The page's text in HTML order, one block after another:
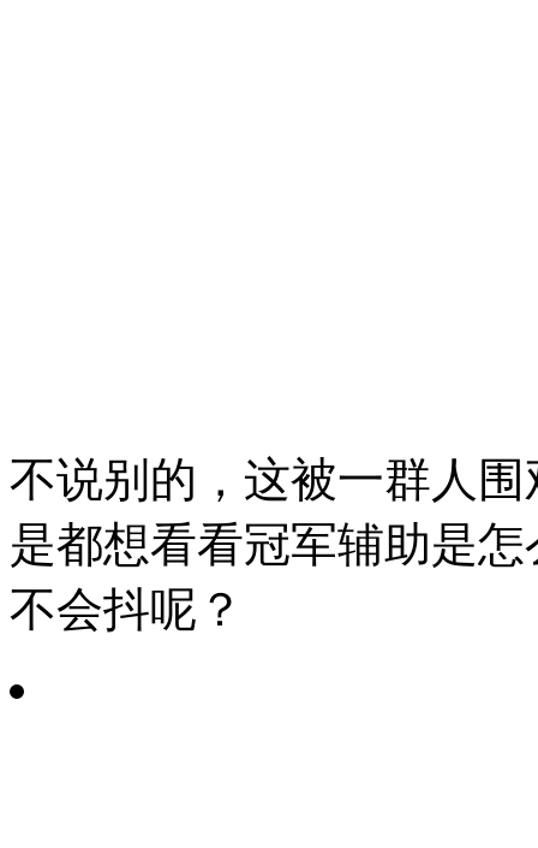
不说别的，这被一群人
是都想看看冠军辅助是
不会抖呢？